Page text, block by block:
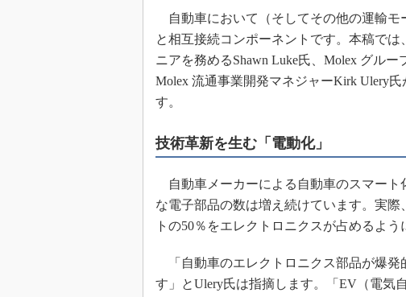
IoT時代の無線規格を知る【Thread
編】
編】
自動車において（そしてその他の運輸モ
と相互接続コンポーネントです。本稿で
ニアを務めるShawn Luke氏、Molex グルー
Molex 流通事業開発マネジャーKirk Ulery
す。
技術革新を生む「電動化」
自動車メーカーによる自動車のスマート
な電子部品の数は増え続けています。実際
トの50％をエレクトロニクスが占めるよう
「自動車のエレクトロニクス部品が爆発
す」とUlery氏は指摘します。「EV（電気